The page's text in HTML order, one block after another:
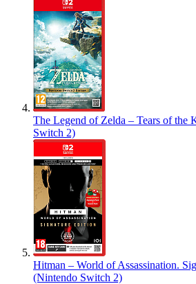
The Legend of Zelda – Tears of the
Switch 2)
Hitman – World of Assassination.
(Nintendo Switch 2)